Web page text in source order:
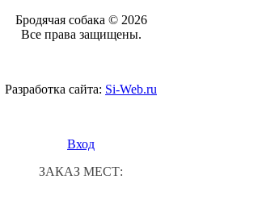
Бродячая собака © 2026
Все права защищены.
Разработка сайта: Si-Web.ru
Вход
ЗАКАЗ МЕСТ: